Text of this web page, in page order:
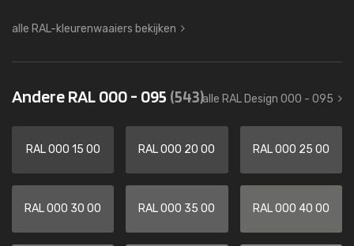
alle RAL-kleurenwaaiers bekijken
Andere RAL 000 - 095 (543)alle RAL Design 000 - 095
RAL 000 15 00 RAL 000 20 00 RAL 000 25 00
RAL 000 30 00 RAL 000 35 00 RAL 000 40 00